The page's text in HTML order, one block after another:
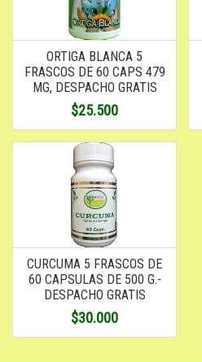
ORTIGA BLANCA 5
FRASCOS DE 60 CAPS 479
MG, DESPACHO GRATIS
$25.500
CURCUMA 5 FRASCOS DE
60 CAPSULAS DE 500 G.-
DESPACHO GRATIS
$30.000